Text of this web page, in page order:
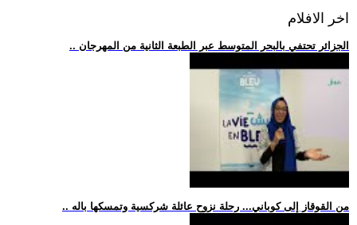
اخر الافلام
.. الجزائر تحتفي بالبحر المتوسط عبر الطبعة الثانية من المهرجان
.. من القوقاز إلى كوباني... رحلة نزوح عائلة شركسية وتمسكها باله